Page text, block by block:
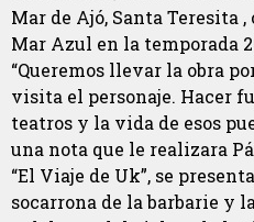
Mar de Ajó, Santa Teresita
Mar Azul en la temporada
“Queremos llevar la obra
visita el personaje. Hacer
teatros y la vida de esos
una nota que le realizara
“El Viaje de Uk”, se
socarrona de la barbarie y